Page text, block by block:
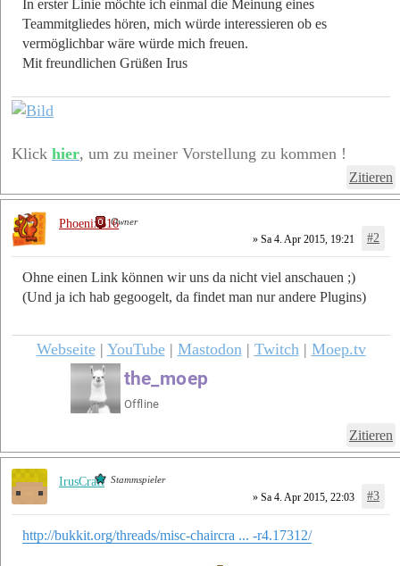
In erster Linie möchte ich einmal die Meinung eines
Teammitgliedes hören, mich würde interessieren ob es
vermöglichbar wäre würde mich freuen.
Mit freundlichen Grüßen Irus
Klick hier, um zu meiner Vorstellung zu kommen !
Zitieren
» Sa 4. Apr 2015, 19:21 #2
Ohne einen Link können wir uns da nicht viel anschauen ;)
(Und ja ich hab gegoogelt, da findet man nur andere Plugins)
Webseite| YouTube| Mastodon | Twitch | Moep.tv
Zitieren
Phoenix616Owner
» Sa 4. Apr 2015, 22:03 #3
http://bukkit.org/threads/misc-chaircra ... -r4.17312/
IrusCraft Stammspieler